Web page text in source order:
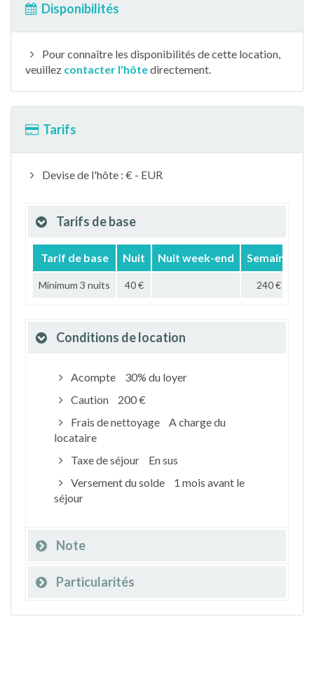
Disponibilités
Pour connaître les disponibilités de cette location,
veuillez contacter l'hôtedirectement.
Tarifs
Devise de l'hôte : € - EUR
Tarifs de base
Tarif de base Nuit Nuit week-end Semaine
Minimum 3 nuits 40 € 240 €
Conditions de location
Acompte
30% du loyer
Caution
200 €
Frais de nettoyage
A charge du
locataire
Taxe de séjour
En sus
Versement du solde
1 mois avant le
séjour
Note
Particularités